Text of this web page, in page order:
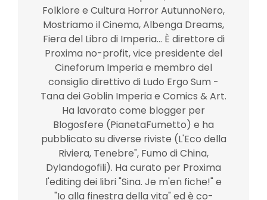
Folklore e Cultura Horror AutunnoNero,
Mostriamo il Cinema, Albenga Dreams,
Fiera del Libro di Imperia... È direttore di
Proxima no-profit, vice presidente del
Cineforum Imperia e membro del
consiglio direttivo di Ludo Ergo Sum -
Tana dei Goblin Imperia e Comics & Art.
Ha lavorato come blogger per
Blogosfere (PianetaFumetto) e ha
pubblicato su diverse riviste (L'Eco della
Riviera, Tenebre", Fumo di China,
Dylandogofili). Ha curato per Proxima
l'editing dei libri "Sina. Je m'en fiche!" e
"Io alla finestra della vita" ed è co-